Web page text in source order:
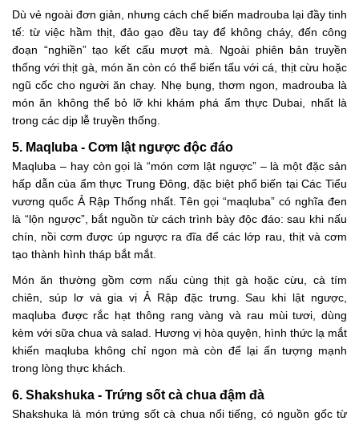
Dù vẻ ngoài đơn giản, nhưng cách chế biến madrouba lại đầy tinh
tế: từ việc hầm thịt, đảo gạo đều tay để không cháy, đến công
đoạn “nghiền” tạo kết cấu mượt mà. Ngoài phiên bản truyền
thống với thịt gà, món ăn còn có thể biến tấu với cá, thịt cừu hoặc
ngũ cốc cho người ăn chay. Nhẹ bụng, thơm ngon, madrouba là
món ăn không thể bỏ lỡ khi khám phá ẩm thực Dubai, nhất là
trong các dịp lễ truyền thống.
5. Maqluba - Cơm lật ngược độc đáo
Maqluba – hay còn gọi là “món cơm lật ngược” – là một đặc sản
hấp dẫn của ẩm thực Trung Đông, đặc biệt phổ biến tại Các Tiểu
vương quốc Ả Rập Thống nhất. Tên gọi “maqluba” có nghĩa đen
là “lộn ngược”, bắt nguồn từ cách trình bày độc đáo: sau khi nấu
chín, nồi cơm được úp ngược ra đĩa để các lớp rau, thịt và cơm
tạo thành hình tháp bắt mắt.
Món ăn thường gồm cơm nấu cùng thịt gà hoặc cừu, cà tím
chiên, súp lơ và gia vị Ả Rập đặc trưng. Sau khi lật ngược,
maqluba được rắc hạt thông rang vàng và rau mùi tươi, dùng
kèm với sữa chua và salad. Hương vị hòa quyện, hình thức lạ mắt
khiến maqluba không chỉ ngon mà còn để lại ấn tượng mạnh
trong lòng thực khách.
6. Shakshuka - Trứng sốt cà chua đậm đà
Shakshuka là món trứng sốt cà chua nổi tiếng, có nguồn gốc từ